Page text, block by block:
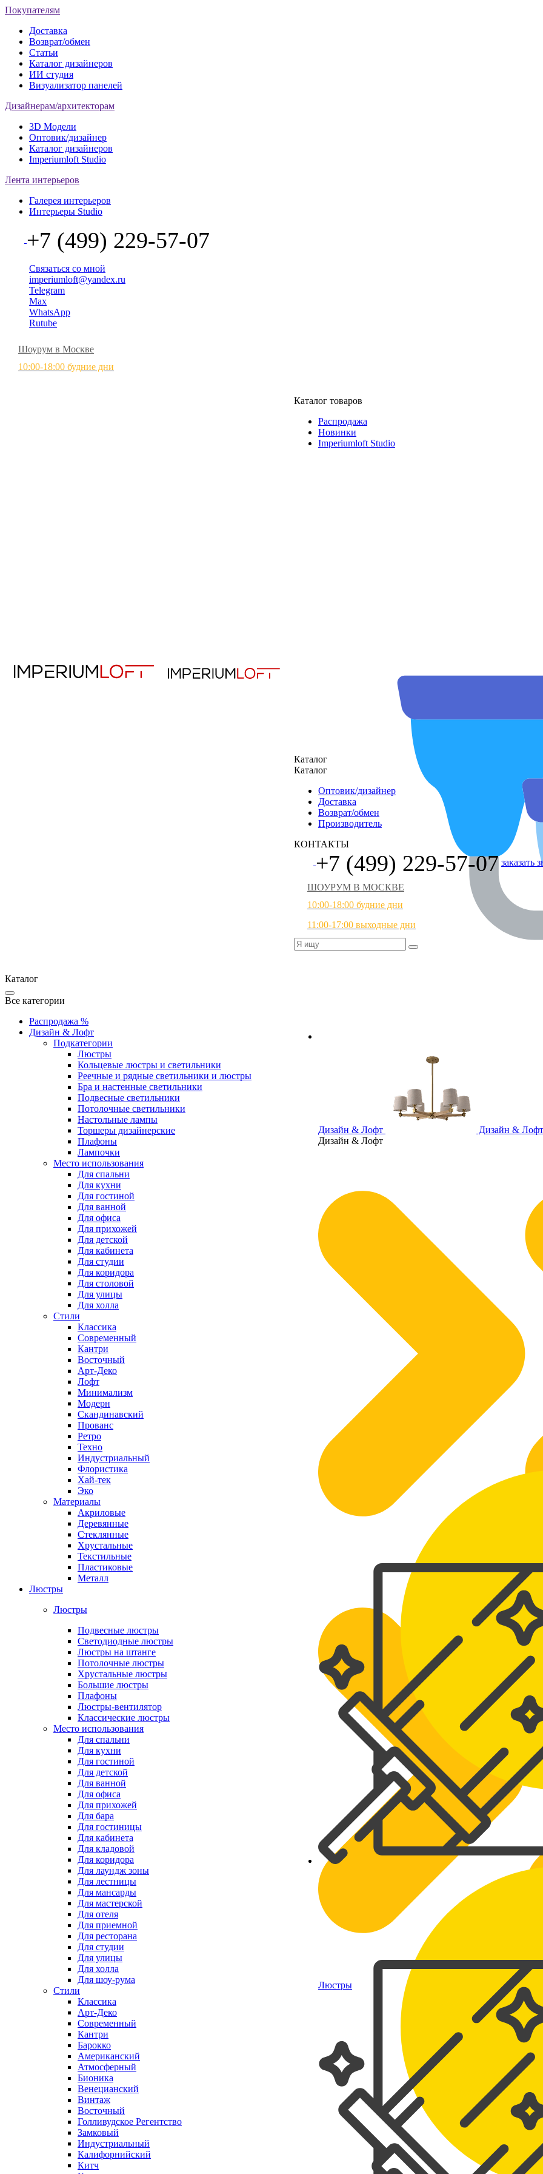
Покупателям
Доставка
Возврат/обмен
Статьи
Каталог дизайнеров
ИИ студия
Визуализатор панелей
Дизайнерам/архитекторам
3D Модели
Оптовик/дизайнер
Каталог дизайнеров
Imperiumloft Studio
Лента интерьеров
Галерея интерьеров
Интерьеры Studio
+7 (499) 229-57-07
Связаться со мной
imperiumloft@yandex.ru
Telegram
Max
WhatsApp
Rutube
Шоурум в Москве
10:00-18:00 будние дни
Каталог товаров
Распродажа
Новинки
Imperiumloft Studio
Дизайн & Лофт
Дизайн & Лофт
Дизайн & Лофт
Люстры
Каталог
Каталог
Оптовик/дизайнер
Доставка
Возврат/обмен
Производитель
КОНТАКТЫ
+7 (499) 229-57-07 заказать
ШОУРУМ В МОСКВЕ
10:00-18:00 будние дни
11:00-17:00 выходные дни
Каталог
Все категории
Распродажа %
Дизайн & Лофт
Подкатегории
Люстры
Кольцевые люстры и светильники
Реечные и рядные светильники и люстры
Бра и настенные светильники
Подвесные светильники
Потолочные светильники
Настольные лампы
Торшеры дизайнерские
Плафоны
Лампочки
Место использования
Для спальни
Для кухни
Для гостиной
Для ванной
Для офиса
Для прихожей
Для детской
Для кабинета
Для студии
Для коридора
Для столовой
Для улицы
Для холла
Стили
Классика
Современный
Кантри
Восточный
Арт-Деко
Лофт
Минимализм
Модерн
Скандинавский
Прованс
Ретро
Техно
Индустриальный
Флористика
Хай-тек
Эко
Материалы
Акриловые
Деревянные
Стеклянные
Хрустальные
Текстильные
Пластиковые
Металл
Люстры
Люстры
Подвесные люстры
Светодиодные люстры
Люстры на штанге
Потолочные люстры
Хрустальные люстры
Большие люстры
Плафоны
Люстры-вентилятор
Классические люстры
Место использования
Для спальни
Для кухни
Для гостиной
Для детской
Для ванной
Для офиса
Для прихожей
Для бара
Для гостиницы
Для кабинета
Для кладовой
Для коридора
Для лаундж зоны
Для лестницы
Для мансарды
Для мастерской
Для отеля
Для приемной
Для ресторана
Для студии
Для улицы
Для холла
Для шоу-рума
Стили
Классика
Арт-Деко
Современный
Кантри
Барокко
Американский
Атмосферный
Бионика
Венецианский
Винтаж
Восточный
Голливудское Регентство
Замковый
Индустриальный
Калифорнийский
Китч